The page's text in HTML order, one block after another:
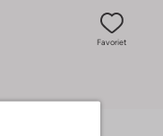
Favoriet